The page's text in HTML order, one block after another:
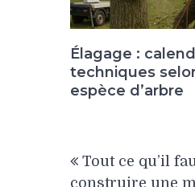
Élagage :
techniques
espèce d’arbre
de
Tout ce qu’il
construire une